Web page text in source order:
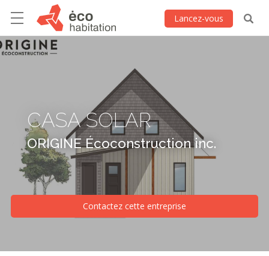
Lancez-vous
CASA SOLAR
ORIGINE Écoconstruction inc.
Contactez cette entreprise